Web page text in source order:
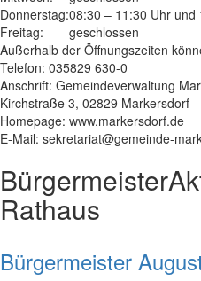
Donnerstag:08:30 – 11:30 Uhr und
Freitag:
geschlossen
Außerhalb der Öffnungszeiten
Telefon: 035829 630-0
Anschrift: Gemeindeverwaltung
Kirchstraße 3, 02829 Markersdorf
Homepage: www.markersdorf.de
E-Mail: sekretariat@gemeinde-
Bürgermeister
Rathaus
Bürgermeister